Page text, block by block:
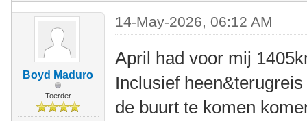
Boyd Maduro
Toerder
14-May-2026, 06:12 AM
April had voor mij
Inclusief
de buurt te komen